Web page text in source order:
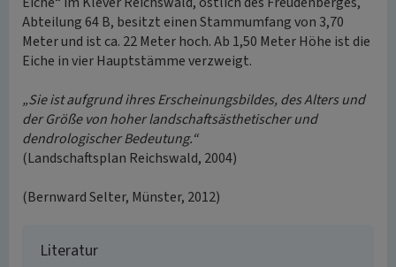
Abteilung 64 B, besitzt einen Stammumfang von 3,70
Meter und ist ca. 22 Meter hoch. Ab 1,50 Meter Höhe ist die
Eiche in vier Hauptstämme verzweigt.
„Sie ist aufgrund ihres Erscheinungsbildes, des Alters und
der Größe von hoher landschaftsästhetischer und
dendrologischer Bedeutung.“
(Landschaftsplan Reichswald, 2004)
(Bernward Selter, Münster, 2012)
Literatur